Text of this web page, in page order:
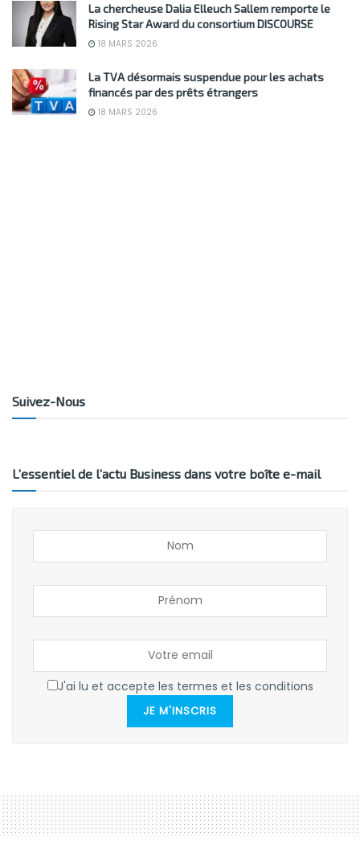
La chercheuse Dalia Elleuch Sallem remporte le
Rising Star Award du consortium DISCOURSE
18 MARS 2026
La TVA désormais suspendue pour les achats
financés par des prêts étrangers
18 MARS 2026
Suivez-Nous
L’essentiel de l’actu Business dans votre boîte e-mail
J'ai lu et accepte les termes et les conditions
JE M'INSCRIS